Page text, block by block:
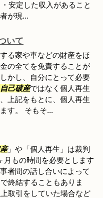
安定した収入があること
が現...
いて
る家や車などの財産をほ
の全てを免責することが
かし、自分にとって必要
自己破産ではなく個人再生
上記をもとに、個人再生
す。 そもそ...
」や「個人再生」は裁判
月もの時間を必要とします
者間の話し合いによって
終結することもありま
取引をしていた場合など